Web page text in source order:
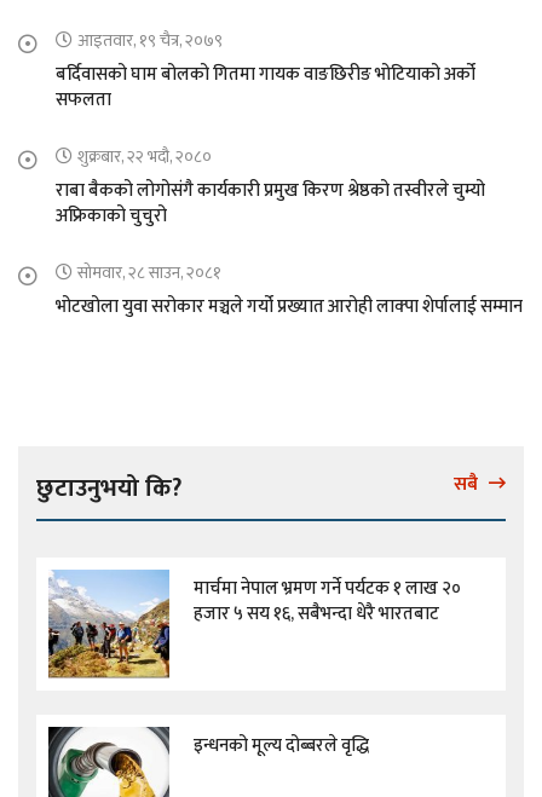
आइतवार, १९ चैत्र, २०७९
बर्दिवासको घाम बोलको गितमा गायक वाङछिरीङ भोटियाको अर्को
सफलता
शुक्रबार, २२ भदौ, २०८०
राबा बैकको लोगोसंगै कार्यकारी प्रमुख किरण श्रेष्ठको तस्वीरले चुम्यो
अफ्रिकाको चुचुरो
सोमवार, २८ साउन, २०८१
भोटखोला युवा सरोकार मञ्चले गर्यो प्रख्यात आरोही लाक्पा शेर्पालाई सम्मान
छुटाउनुभयो कि? सबै
मार्चमा नेपाल भ्रमण गर्ने पर्यटक १ लाख २०
हजार ५ सय १६, सबैभन्दा धेरै भारतबाट
इन्धनको मूल्य दोब्बरले वृद्धि